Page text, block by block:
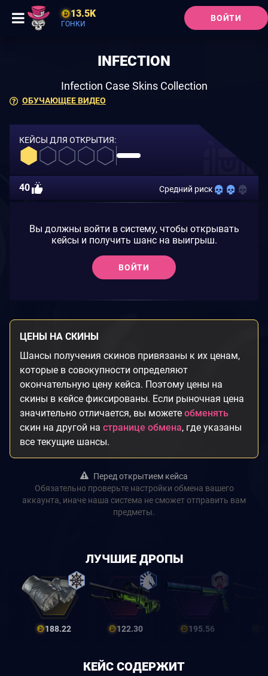
13.5K
ГОНКИ
ВОЙТИ
ОБУЧАЮЩЕЕ ВИДЕО
INFECTION
Infection Case Skins Collection
КЕЙСЫ ДЛЯ ОТКРЫТИЯ:
40 Средний риск
Вы должны войти в систему, чтобы открывать
кейсы и получить шанс на выигрыш.
ВОЙТИ
ЦЕНЫ НА СКИНЫ
Шансы получения скинов привязаны к их ценам,
которые в совокупности определяют
окончательную цену кейса. Поэтому цены на
скины в кейсе фиксированы. Если рыночная цена
значительно отличается, вы можете обменять
скин на другой на странице обмена, где указаны
все текущие шансы.
Перед открытием кейса
Обязательно проверьте настройки обмена вашего
аккаунта, иначе наша система не сможет отправить вам
предметы.
ЛУЧШИЕ ДРОПЫ
188.22 122.30 195.56
КЕЙС СОДЕРЖИТ